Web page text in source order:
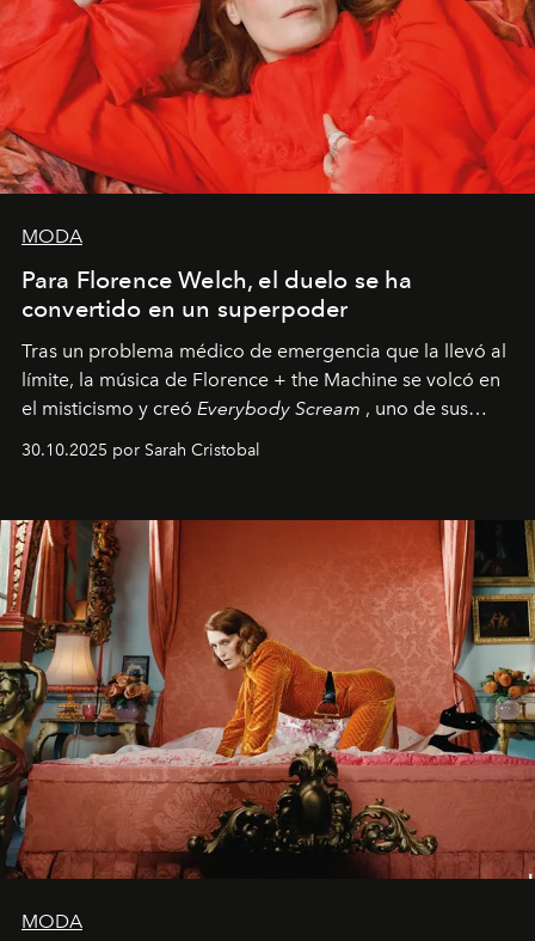
MODA
Para Florence Welch, el duelo se ha
convertido en un superpoder
Tras un problema médico de emergencia que la llevó al
límite, la música de Florence + the Machine se volcó en
el misticismo y creó Everybody Scream , uno de sus
álbumes más profundos hasta la fecha.
30.10.2025 por Sarah Cristobal
MODA